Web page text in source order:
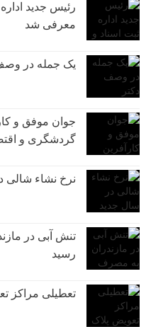
رئیس جدید
معرفی شد
یک جمله در وصف
جوان موفق و
گردشگری و
نرخ نشاء شالی
تنش آبی در
رسيد
تعطیلی مراکز